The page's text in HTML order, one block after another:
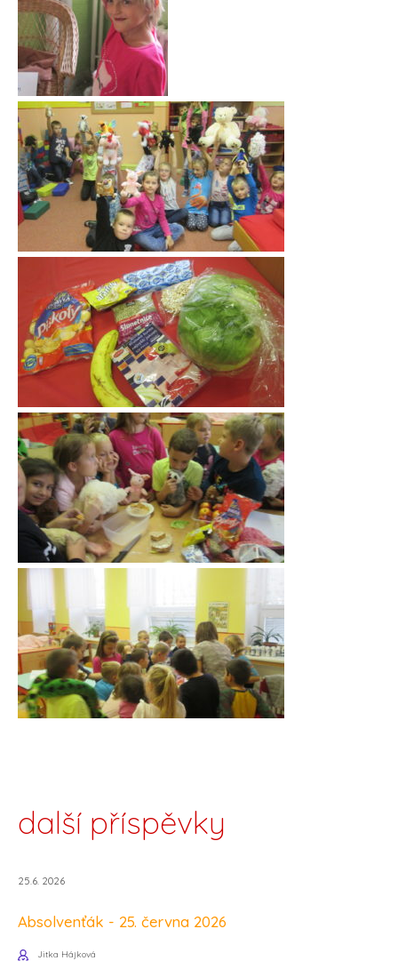
další příspěvky
25.6. 2026
Absolvenťák - 25. června 2026
Jitka Hájková